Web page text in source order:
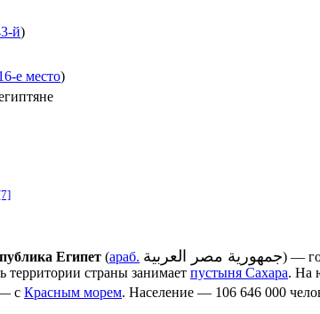
й)
е место)
Египет (араб. ‎) —
территории страны занимает пустыня Сахара. На
с Красным морем. Население — 106 646 000